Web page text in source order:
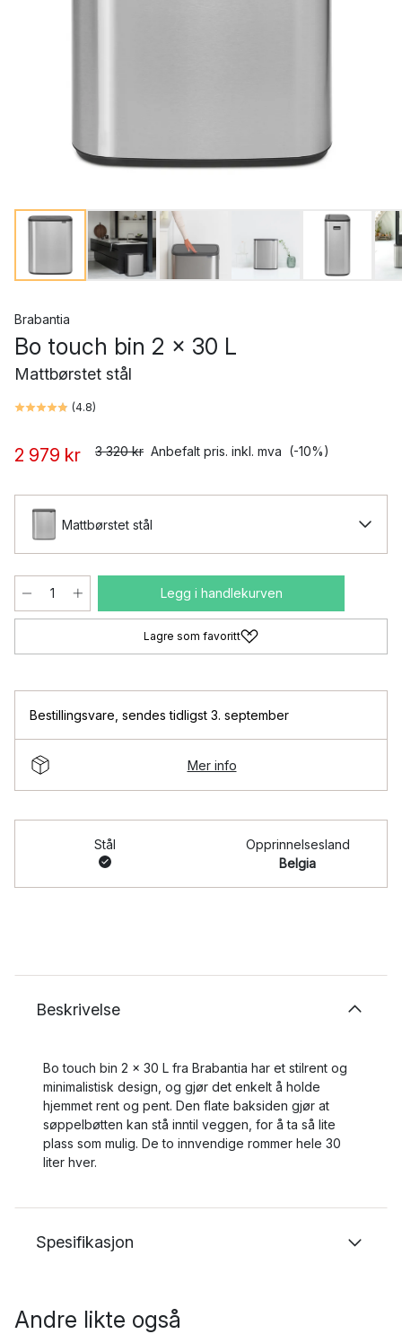
Brabantia
Bo touch bin 2 x 30 L
Mattbørstet stål
(4.8)
2 979 kr 3 320 kr Anbefalt pris. inkl. mva (-10%)
Mattbørstet stål
Legg i handlekurven
Lagre som favoritt
Bestillingsvare sendes tidligst 3. september
Mer info
Stål
Opprinnelsesland
Belgia
Beskrivelse
Bo touch bin 2 x 30 L fra Brabantia har et stilrent og
minimalistisk design, og gjør det enkelt å holde
hjemmet rent og pent. Den flate baksiden gjør at
søppelbøtten kan stå inntil veggen, for å ta så lite
plass som mulig. De to innvendige rommer hele 30
liter hver.
Spesifikasjon
Andre likte også